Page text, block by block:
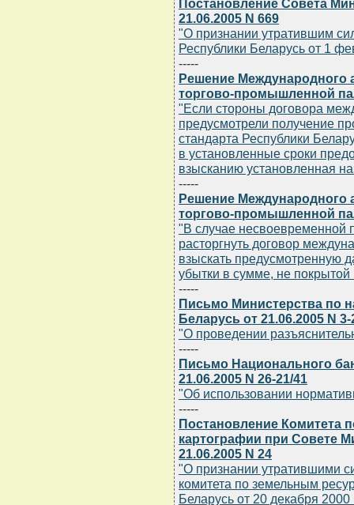
Постановление Совета
21.06.2005 N 669
"О признании утратившим
Республики Беларусь от 1
-----
Решение Международного
торгово-промышленной
"Если стороны договора
предусмотрели получение
стандарта Республики
в установленные сроки
взысканию установленная
-----
Решение Международного
торгово-промышленной
"В случае несвоевременной
расторгнуть договор
взыскать предусмотренную
убытки в сумме, не покрытой
-----
Письмо Министерства по
Беларусь от 21.06.2005 N 3-
"О проведении
-----
Письмо Национального
21.06.2005 N 26-21/41
"Об использовании
-----
Постановление Комитета
картографии при Совете
21.06.2005 N 24
"О признании утратившими
комитета по земельным
Беларусь от 20 декабря